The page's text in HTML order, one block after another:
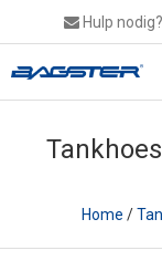
Hulp nodig?
Home /